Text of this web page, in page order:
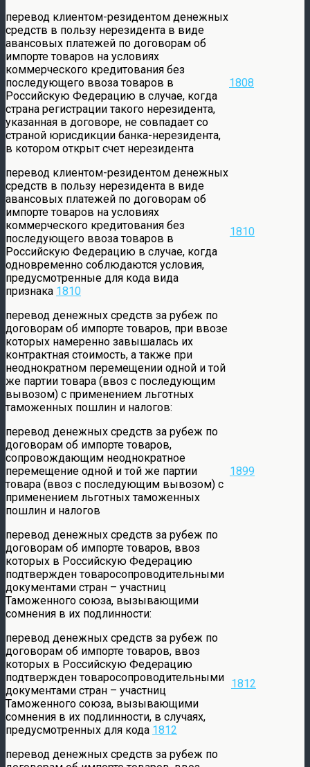
перевод клиентом-резидентом денежных
средств в пользу нерезидента в виде
авансовых платежей по договорам об
импорте товаров на условиях
коммерческого кредитования без
последующего ввоза товаров в
Российскую Федерацию в случае, когда
страна регистрации такого нерезидента,
указанная в договоре, не совпадает со
страной юрисдикции банка-нерезидента,
в котором открыт счет нерезидента
1808
перевод клиентом-резидентом денежных
средств в пользу нерезидента в виде
авансовых платежей по договорам об
импорте товаров на условиях
коммерческого кредитования без
последующего ввоза товаров в
Российскую Федерацию в случае, когда
одновременно соблюдаются условия,
предусмотренные для кода вида
признака 1810
1810
перевод денежных средств за рубеж по
договорам об импорте товаров, при ввозе
которых намеренно завышалась их
контрактная стоимость, а также при
неоднократном перемещении одной и той
же партии товара (ввоз с последующим
вывозом) с применением льготных
таможенных пошлин и налогов:
перевод денежных средств за рубеж по
договорам об импорте товаров,
сопровождающим неоднократное
перемещение одной и той же партии
товара (ввоз с последующим вывозом) с
применением льготных таможенных
пошлин и налогов
1899
перевод денежных средств за рубеж по
договорам об импорте товаров, ввоз
которых в Российскую Федерацию
подтвержден товаросопроводительными
документами стран – участниц
Таможенного союза, вызывающими
сомнения в их подлинности:
перевод денежных средств за рубеж по
договорам об импорте товаров, ввоз
которых в Российскую Федерацию
подтвержден товаросопроводительными
документами стран – участниц
Таможенного союза, вызывающими
сомнения в их подлинности, в случаях,
предусмотренных для кода 1812
1812
перевод денежных средств за рубеж по